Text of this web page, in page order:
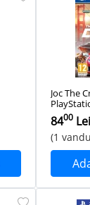
Joc The
Second-
8400 Lei
(1